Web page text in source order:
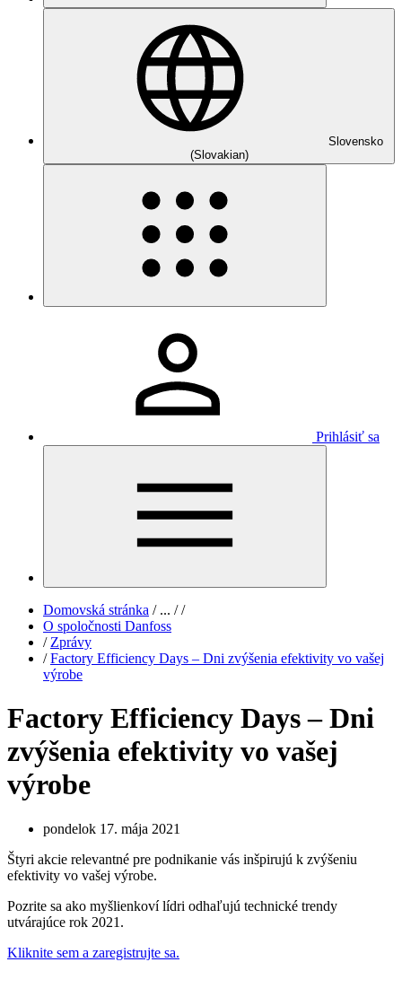
Slovensko
(Slovakian)
Prihlásiť sa
Domovská stránka /... / /
O spoločnosti Danfoss
/ Zprávy
/ Factory Efficiency Days – Dni zvýšenia efektivity vo vašej
výrobe
Factory Efficiency Days – Dni
zvýšenia efektivity vo vašej
výrobe
pondelok 17. mája 2021
Štyri akcie relevantné pre podnikanie vás inšpirujú k zvýšeniu
efektivity vo vašej výrobe.
Pozrite sa ako myšlienkoví lídri odhaľujú technické trendy
utvárajúce rok 2021.
Kliknite sem a zaregistrujte sa.